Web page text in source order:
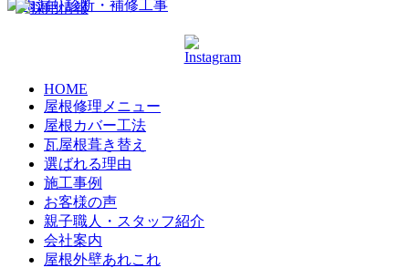
HOME
屋根修理メニュー
屋根カバー工法
瓦屋根葺き替え
選ばれる理由
施工事例
お客様の声
親子職人・スタッフ紹介
会社案内
屋根外壁あれこれ